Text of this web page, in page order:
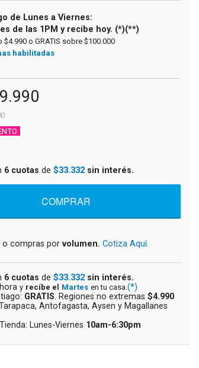
de Lunes a Viernes:
de las 1PM y recibe hoy. (*)(**)
$4.990 o GRATIS sobre $100.000
habilitadas
6 cuotas de $33.332 sin interés.
o compras por volumen. Cotiza Aquí.
6 cuotas de $33.332 sin interés.
y recíbe el Martes en tu casa. (*)
GRATIS. Regiones no extremas $4.990
Antofagasta, Aysen y Magallanes
Lunes-Viernes 10am-6:30pm